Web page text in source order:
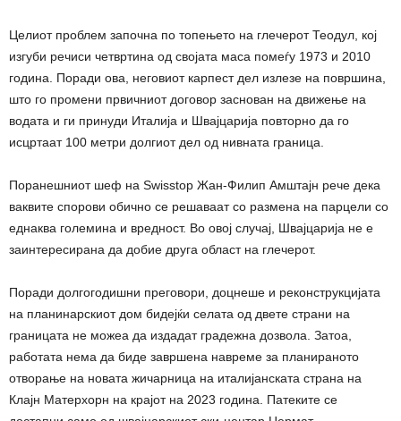
Целиот проблем започна по топењето на глечерот Теодул, кој
изгуби речиси четвртина од својата маса помеѓу 1973 и 2010
година. Поради ова, неговиот карпест дел излезе на површина,
што го промени првичниот договор заснован на движење на
водата и ги принуди Италија и Швајцарија повторно да го
исцртаат 100 метри долгиот дел од нивната граница.
Поранешниот шеф на Swisstop Жан-Филип Амштајн рече дека
ваквите спорови обично се решаваат со размена на парцели со
еднаква големина и вредност. Во овој случај, Швајцарија не е
заинтересирана да добие друга област на глечерот.
Поради долгогодишни преговори, доцнеше и реконструкцијата
на планинарскиот дом бидејќи селата од двете страни на
границата не можеа да издадат градежна дозвола. Затоа,
работата нема да биде завршена навреме за планираното
отворање на новата жичарница на италијанската страна на
Клајн Матерхорн на крајот на 2023 година. Патеките се